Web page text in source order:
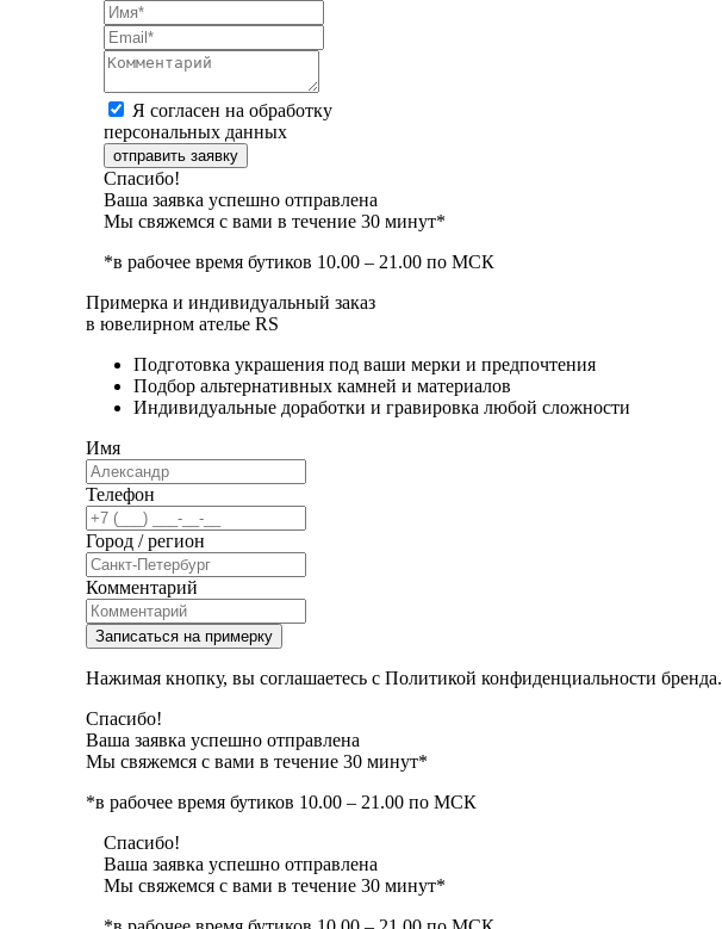
Я согласен на обработку
персональных данных
отправить заявку
Спасибо!
Ваша заявка успешно отправлена
Мы свяжемся с вами в течение 30 минут*
*в рабочее время бутиков 10.00 – 21.00 по МСК
Примерка и индивидуальный заказ
в ювелирном ателье RS
Подготовка украшения под ваши мерки и предпочтения
Подбор альтернативных камней и материалов
Индивидуальные доработки и гравировка любой сложности
Имя
Телефон
Город / регион
Комментарий
Записаться на примерку
Нажимая кнопку, вы соглашаетесь с Политикой конфиденциальности бренда.
Спасибо!
Ваша заявка успешно отправлена
Мы свяжемся с вами в течение 30 минут*
*в рабочее время бутиков 10.00 – 21.00 по МСК
Спасибо!
Ваша заявка успешно отправлена
Мы свяжемся с вами в течение 30 минут*